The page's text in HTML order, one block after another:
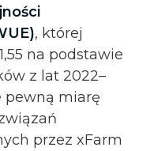
, której
na podstawie
z lat 2022–
pewną miarę
przez xFarm